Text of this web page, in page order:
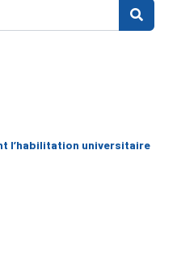
l’habilitation universitaire